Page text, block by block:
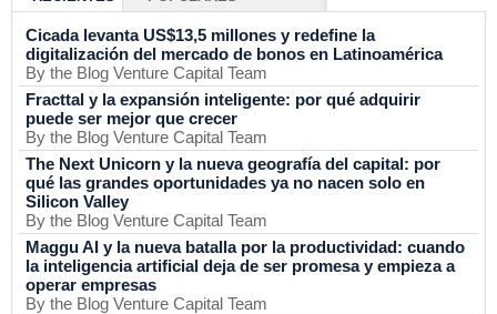
Cicada levanta US$13,5 millones y redefine la
digitalización del mercado de bonos en Latinoamérica
By the Blog Venture Capital Team
Fracttal y la expansión inteligente: por qué adquirir
puede ser mejor que crecer
By the Blog Venture Capital Team
The Next Unicorn y la nueva geografía del capital: por
qué las grandes oportunidades ya no nacen solo en
Silicon Valley
By the Blog Venture Capital Team
Maggu AI y la nueva batalla por la productividad: cuando
la inteligencia artificial deja de ser promesa y empieza a
operar empresas
By the Blog Venture Capital Team